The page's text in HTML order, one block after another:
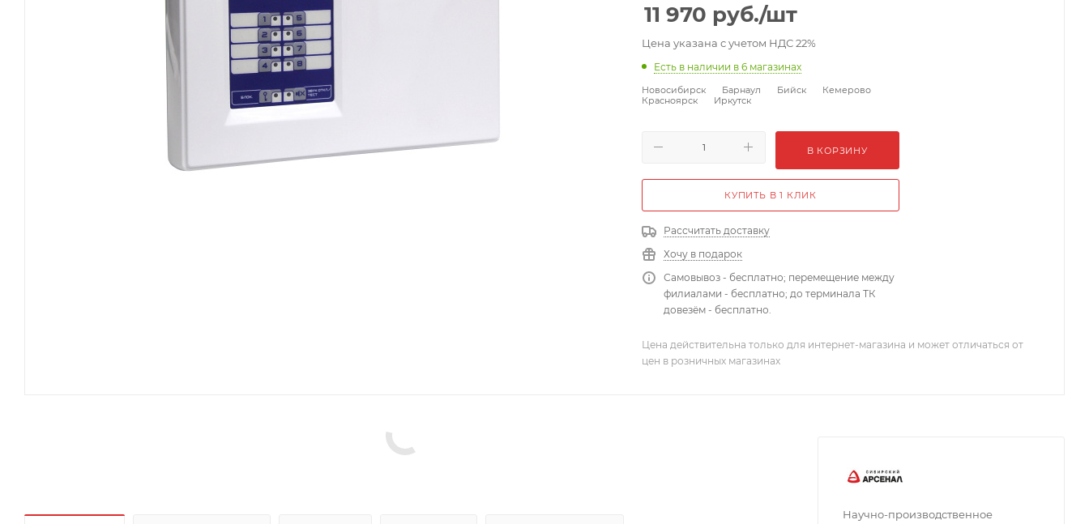
11 970 руб./шт
Цена указана с учетом НДС 22%
Есть в наличии в 6 магазинах
Новосибирск Барнаул Бийск
Кемерово
Красноярск
Иркутск
В КОРЗИНУ
КУПИТЬ В 1 КЛИК
Рассчитать доставку
Хочу в подарок
Самовывоз - бесплатно; перемещение между
филиалами - бесплатно; до терминала ТК
довезём - бесплатно.
Цена действительна только для интернет-магазина и может отличаться от
цен в розничных магазинах
Научно-производственное